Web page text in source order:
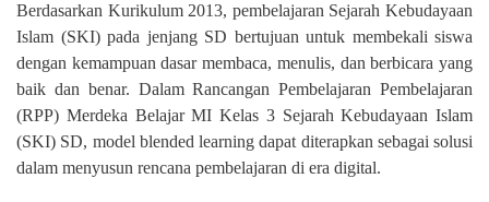
Berdasarkan Kurikulum 2013, pembelajaran Sejarah Kebudayaan
Islam (SKI) pada jenjang SD bertujuan untuk membekali siswa
dengan kemampuan dasar membaca, menulis, dan berbicara yang
baik dan benar. Dalam Rancangan Pembelajaran Pembelajaran
(RPP) Merdeka Belajar MI Kelas 3 Sejarah Kebudayaan Islam
(SKI) SD, model blended learning dapat diterapkan sebagai solusi
dalam menyusun rencana pembelajaran di era digital.